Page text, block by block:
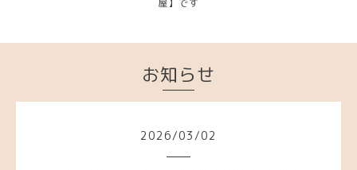
屋】です
お知らせ
2026/03/02